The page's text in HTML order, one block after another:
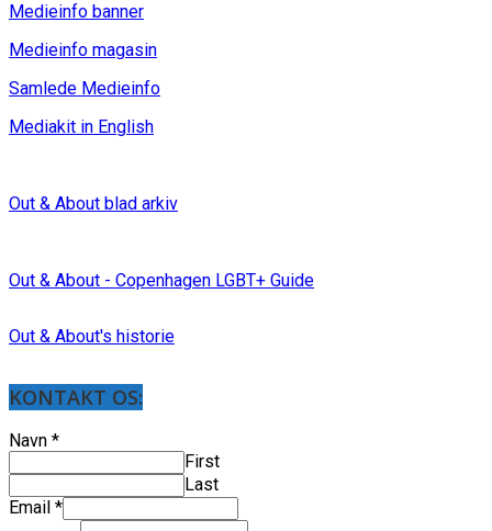
Medieinfo banner
Medieinfo magasin
Samlede Medieinfo
Mediakit in English
Out & About blad arkiv
Out & About - Copenhagen LGBT+ Guide
Out & About's historie
KONTAKT OS:
Navn *
First
Last
Email *